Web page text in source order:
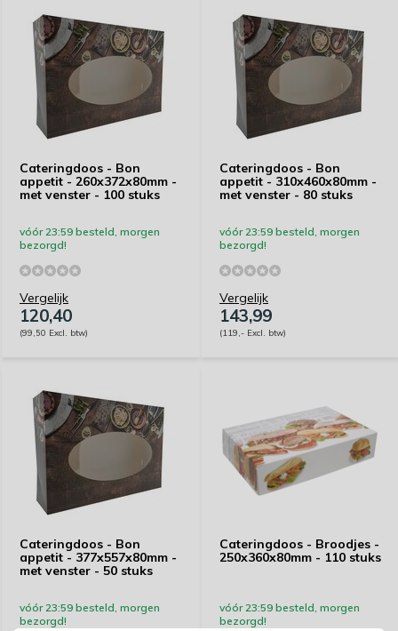
Cateringdoos - Bon
appetit - 260x372x80mm -
met venster - 100 stuks
vóór 23:59 besteld, morgen
bezorgd!
Vergelijk
120,40
(99,50 Excl. btw)
Cateringdoos - Bon
appetit - 310x460x80mm -
met venster - 80 stuks
vóór 23:59 besteld, morgen
bezorgd!
Vergelijk
143,99
(119,- Excl. btw)
Cateringdoos - Bon
appetit - 377x557x80mm -
met venster - 50 stuks
vóór 23:59 besteld, morgen
bezorgd!
Cateringdoos - Broodjes -
250x360x80mm - 110 stuks
vóór 23:59 besteld, morgen
bezorgd!